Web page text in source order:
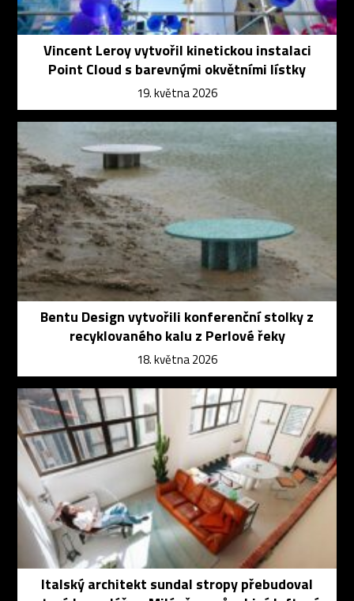
Vincent Leroy vytvořil kinetickou instalaci
Point Cloud s barevnými okvětními lístky
19. května 2026
Bentu Design vytvořili konferenční stolky z
recyklovaného kalu z Perlové řeky
18. května 2026
Italský architekt sundal stropy přebudoval